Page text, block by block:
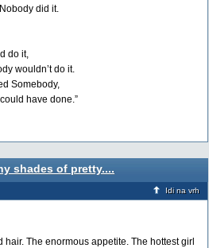
did it.
do it,
wouldn’t do it.
Somebody,
have done.”
shades of pretty....
Idi na vrh
The enormous appetite. The hottest girl